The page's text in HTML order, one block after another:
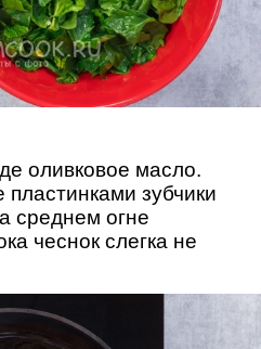
оливковое масло.
зубчики
среднем огне
чеснок слегка не